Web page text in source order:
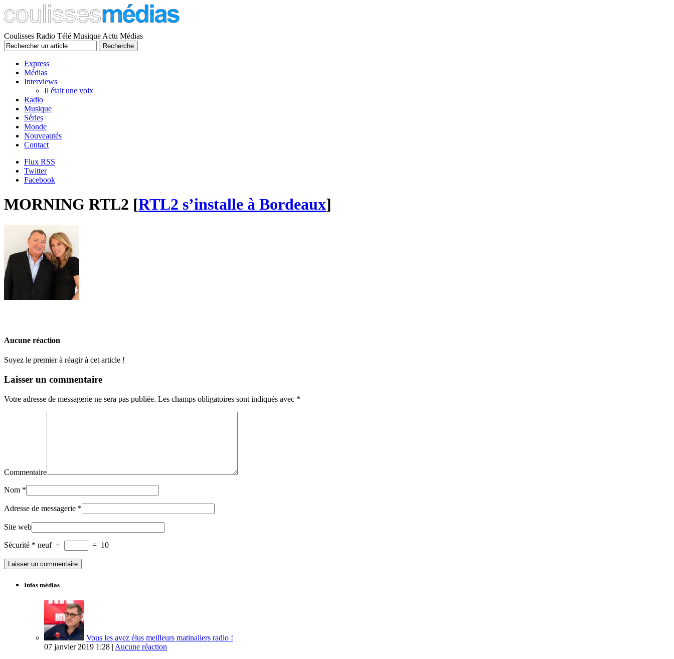
Coulisses Radio Télé Musique Actu Médias
Express
Médias
Interviews
Il était une voix
Radio
Musique
Séries
Monde
Nouveautés
Contact
Flux RSS
Twitter
Facebook
MORNING RTL2 [RTL2 s’installe à Bordeaux]
Aucune réaction
Soyez le premier à réagir à cet article !
Laisser un commentaire
Votre adresse de messagerie ne sera pas publiée. Les champs obligatoires sont indiqués avec *
Commentaire
Nom *
Adresse de messagerie *
Site web
Sécurité * neuf + = 10
Infos médias
Vous les avez élus meilleurs matinaliers radio !
07 janvier 2019 1:28 | Aucune réaction